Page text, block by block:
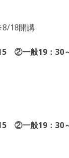
18開講
②一般19：30
②一般19：30